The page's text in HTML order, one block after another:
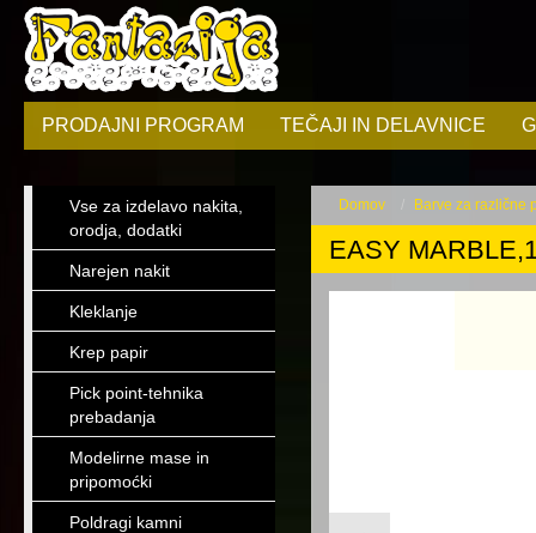
PRODAJNI PROGRAM TEČAJI IN DELAVNICE
Vse za izdelavo nakita,
orodja, dodatki
Narejen nakit
Kleklanje
Krep papir
Pick point-tehnika
prebadanja
Modelirne mase in
pripomoćki
Poldragi kamni
Domov Barve za različne
EASY